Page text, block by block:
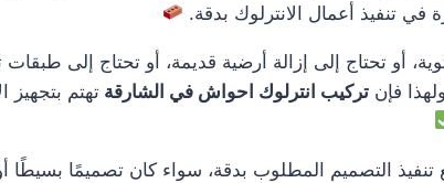
في تنفيذ أعمال الانترلوك بدقة.
أو تحتاج إلى إزالة أرضية قديمة، أو تحتاج إلى
فإن تركيب انترلوك احواش في الشارقة تهتم
التصميم المطلوب بدقة، سواء كان تصميمًا بسيطًا